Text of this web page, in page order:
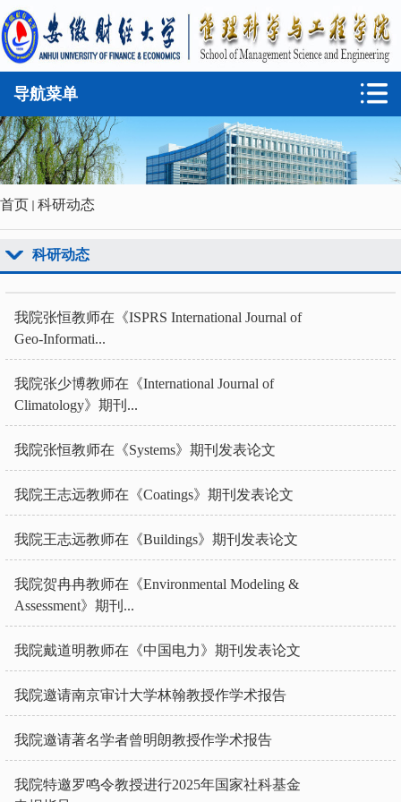
导航菜单
首页 科研动态
科研动态
我院张恒教师在《ISPRS International Journal of
Geo-Informati...
我院张少博教师在《International Journal of
Climatology》期刊...
我院张恒教师在《Systems》期刊发表论文
我院王志远教师在《Coatings》期刊发表论文
我院王志远教师在《Buildings》期刊发表论文
我院贺冉冉教师在《Environmental Modeling &
Assessment》期刊...
我院戴道明教师在《中国电力》期刊发表论文
我院邀请南京审计大学林翰教授作学术报告
我院邀请著名学者曾明朗教授作学术报告
我院特邀罗鸣令教授进行2025年国家社科基金